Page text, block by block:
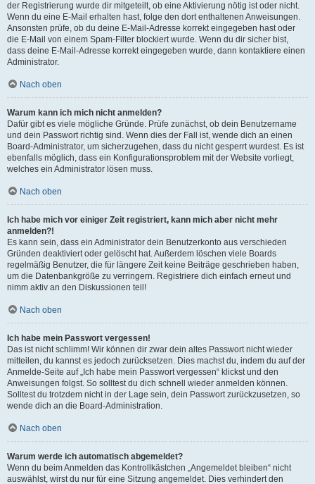
der Registrierung wurde dir mitgeteilt, ob eine Aktivierung nötig ist oder nicht.
Wenn du eine E-Mail erhalten hast, folge den dort enthaltenen Anweisungen.
Ansonsten prüfe, ob du deine E-Mail-Adresse korrekt eingegeben hast oder
die E-Mail von einem Spam-Filter blockiert wurde. Wenn du dir sicher bist,
dass deine E-Mail-Adresse korrekt eingegeben wurde, dann kontaktiere einen
Administrator.
Nach oben
Warum kann ich mich nicht anmelden?
Dafür gibt es viele mögliche Gründe. Prüfe zunächst, ob dein Benutzername
und dein Passwort richtig sind. Wenn dies der Fall ist, wende dich an einen
Board-Administrator, um sicherzugehen, dass du nicht gesperrt wurdest. Es ist
ebenfalls möglich, dass ein Konfigurationsproblem mit der Website vorliegt,
welches ein Administrator lösen muss.
Nach oben
Ich habe mich vor einiger Zeit registriert, kann mich aber nicht mehr
anmelden?!
Es kann sein, dass ein Administrator dein Benutzerkonto aus verschieden
Gründen deaktiviert oder gelöscht hat. Außerdem löschen viele Boards
regelmäßig Benutzer, die für längere Zeit keine Beiträge geschrieben haben,
um die Datenbankgröße zu verringern. Registriere dich einfach erneut und
nimm aktiv an den Diskussionen teil!
Nach oben
Ich habe mein Passwort vergessen!
Das ist nicht schlimm! Wir können dir zwar dein altes Passwort nicht wieder
mitteilen, du kannst es jedoch zurücksetzen. Dies machst du, indem du auf der
Anmelde-Seite auf „Ich habe mein Passwort vergessen“ klickst und den
Anweisungen folgst. So solltest du dich schnell wieder anmelden können.
Solltest du trotzdem nicht in der Lage sein, dein Passwort zurückzusetzen, so
wende dich an die Board-Administration.
Nach oben
Warum werde ich automatisch abgemeldet?
Wenn du beim Anmelden das Kontrollkästchen „Angemeldet bleiben“ nicht
auswählst, wirst du nur für eine Sitzung angemeldet. Dies verhindert den